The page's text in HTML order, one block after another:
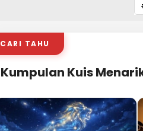
CARI TAHU
Kumpulan Kuis